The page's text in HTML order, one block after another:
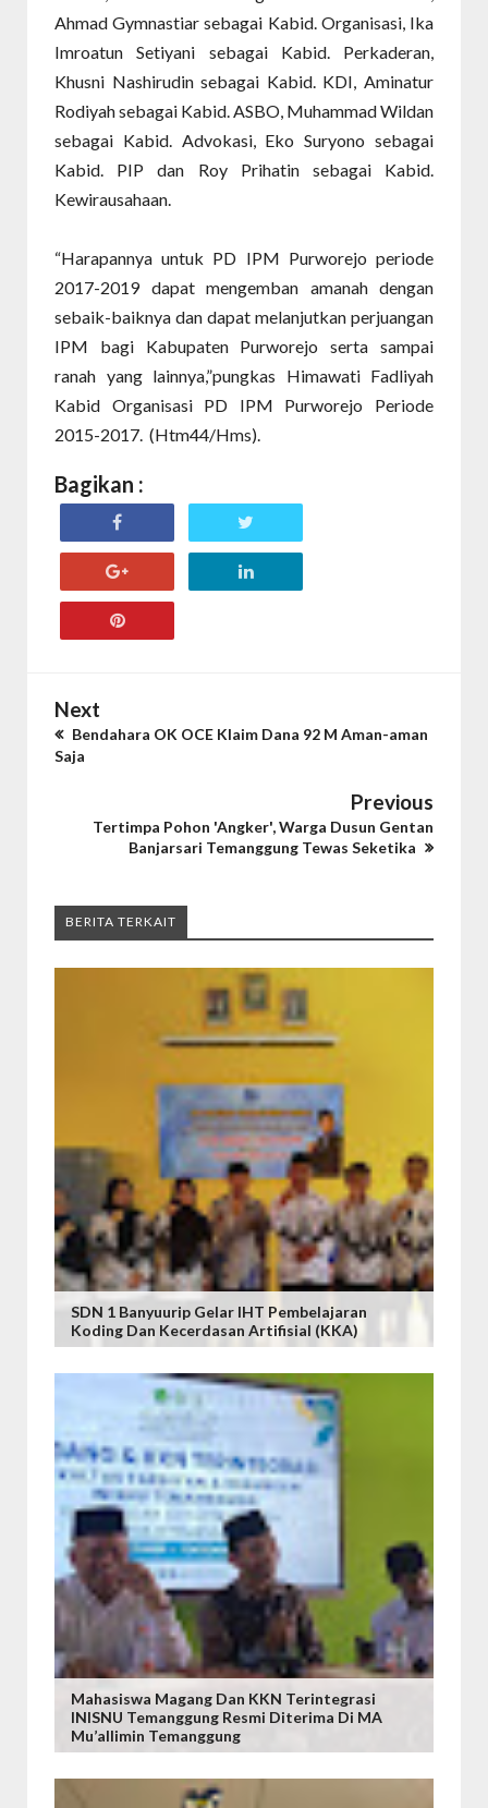
Ahmad Gymnastiar sebagai Kabid. Organisasi, Ika
Imroatun Setiyani sebagai Kabid. Perkaderan,
Khusni Nashirudin sebagai Kabid. KDI, Aminatur
Rodiyah sebagai Kabid. ASBO, Muhammad Wildan
sebagai Kabid. Advokasi, Eko Suryono sebagai
Kabid. PIP dan Roy Prihatin sebagai Kabid.
Kewirausahaan.
“Harapannya untuk PD IPM Purworejo periode
2017-2019 dapat mengemban amanah dengan
sebaik-baiknya dan dapat melanjutkan perjuangan
IPM bagi Kabupaten Purworejo serta sampai
ranah yang lainnya,”pungkas Himawati Fadliyah
Kabid Organisasi PD IPM Purworejo Periode
2015-2017. (Htm44/Hms).
Bagikan :
Next
Bendahara OK OCE Klaim Dana 92 M Aman-aman
Saja
Previous
Tertimpa Pohon 'Angker', Warga Dusun Gentan
Banjarsari Temanggung Tewas Seketika
BERITA TERKAIT
SDN 1 Banyuurip Gelar IHT Pembelajaran
Koding Dan Kecerdasan Artifisial (KKA)
Mahasiswa Magang Dan KKN Terintegrasi
INISNU Temanggung Resmi Diterima Di MA
Mu’allimin Temanggung